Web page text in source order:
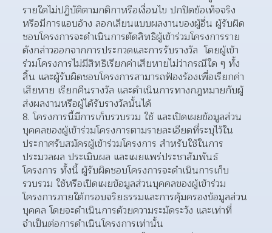
รายใดไม่ปฏิบัติตามกติกาหรือเงื่อนไข ปกปิดข้อเท็จจริง
หรือมีการแอบอ้าง ลอกเลียนแบบผลงานของผู้อื่น ผู้รับผิด
ชอบโครงการจะดำเนินการตัดสิทธิผู้เข้าร่วมโครงการราย
ดังกล่าวออกจากการประกวดและการรับรางวัล  โดยผู้เข้า
ร่วมโครงการไม่มีสิทธิเรียกค่าเสียหายไม่ว่ากรณีใด ๆ ทั้ง
สิ้น และผู้รับผิดชอบโครงการสามารถฟ้องร้องเพื่อเรียกค่า
เสียหาย เรียกคืนรางวัล และดำเนินการทางกฎหมายกับผู้
ส่งผลงานหรือผู้ได้รับรางวัลนั้นได้
โครงการนี้มีการเก็บรวบรวม ใช้ และเปิดเผยข้อมูลส่วน
บุคคลของผู้เข้าร่วมโครงการตามรายละเอียดที่ระบุไว้ใน
ประกาศรับสมัครผู้เข้าร่วมโครงการ สำหรับใช้ในการ
ประมวลผล ประเมินผล และเผยแพร่ประชาสัมพันธ์
โครงการ ทั้งนี้ ผู้รับผิดชอบโครงการจะดำเนินการเก็บ
รวบรวม ใช้หรือเปิดเผยข้อมูลส่วนบุคคลของผู้เข้าร่วม
โครงการภายใต้กรอบจริยธรรมและการคุ้มครองข้อมูลส่วน
บุคคล โดยจะดำเนินการด้วยความระมัดระวัง และเท่าที่
จำเป็นต่อการดำเนินโครงการเท่านั้น